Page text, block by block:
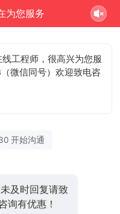
为您服务
线工程师，很高兴为您服
微信同号）欢迎致电咨
开始沟通
及时回复请致
询有优惠！